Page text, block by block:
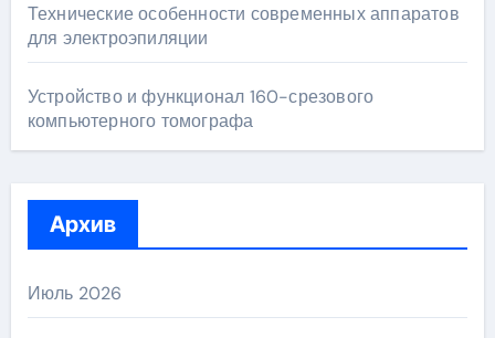
Технические особенности современных аппаратов
для электроэпиляции
Устройство и функционал 160-срезового
компьютерного томографа
Архив
Июль 2026